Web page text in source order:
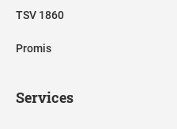
TSV 1860
Promis
Services